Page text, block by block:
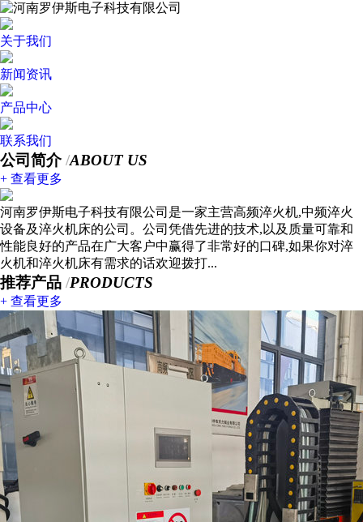
关于我们
新闻资讯
产品中心
联系我们
公司简介/ABOUT US
+ 查看更多
河南罗伊斯电子科技有限公司是一家主营高频淬火机,中频淬火
设备及淬火机床的公司。公司凭借先进的技术,以及质量可靠和
性能良好的产品在广大客户中赢得了非常好的口碑,如果你对淬
火机和淬火机床有需求的话欢迎拨打...
推荐产品 /PRODUCTS
+ 查看更多